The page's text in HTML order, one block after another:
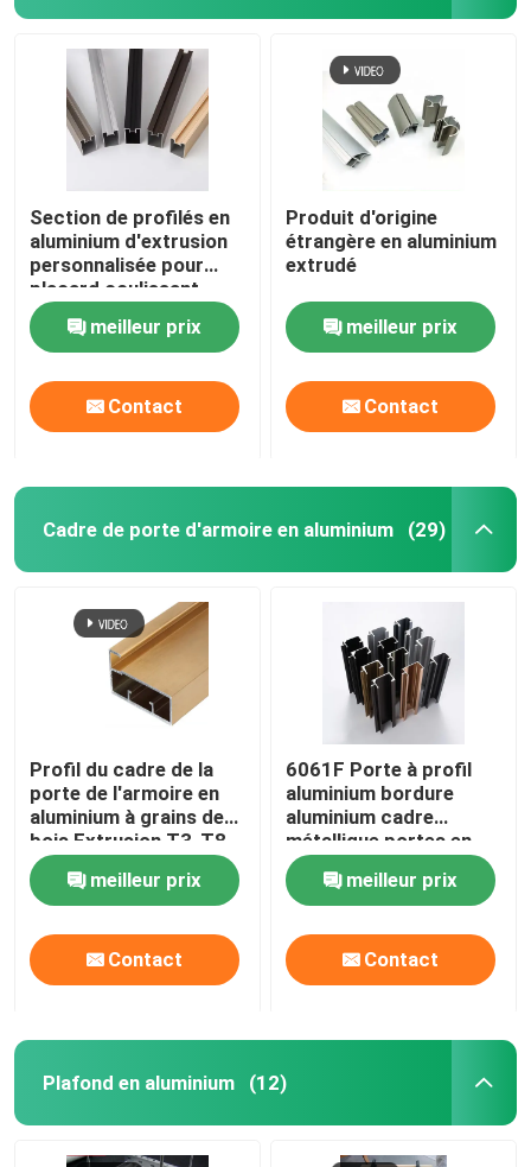
Section de profilés en
aluminium d'extrusion
personnalisée pour
placard coulissant
meilleur prix
Contact
Produit d'origine
étrangère en aluminium
extrudé
meilleur prix
Contact
Cadre de porte d'armoire en aluminium (29)
Profil du cadre de la
porte de l'armoire en
aluminium à grains de
bois Extrusion T3-T8
meilleur prix
Contact
6061F Porte à profil
aluminium bordure
aluminium cadre
métallique portes en
verre pour armoires
meilleur prix
Contact
Plafond en aluminium (12)